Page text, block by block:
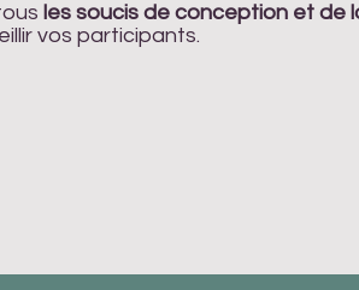
les soucis de conception et de
vos participants.